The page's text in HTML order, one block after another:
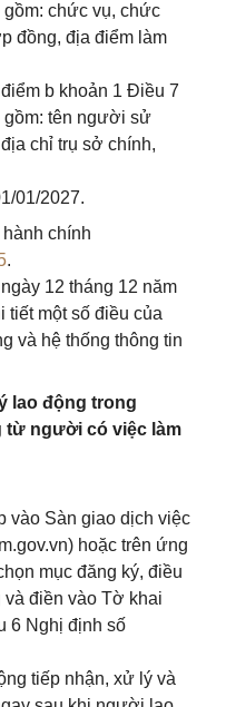
gồm: chức vụ, chức
đồng, địa điểm làm
b khoản 1 Điều 7
gồm: tên người sử
chỉ trụ sở chính,
01/2027.
chính
.
ngày 12 tháng 12 năm
tiết một số điều của
và hệ thống thông tin
lao động trong
từ người có việc làm
vào Sàn giao dịch việc
hoặc trên ứng
mục đăng ký, điều
và điền vào Tờ khai
6 Nghị định số
tiếp nhận, xử lý và